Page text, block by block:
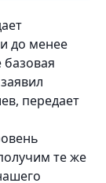
до менее
базовая
, передает
те же